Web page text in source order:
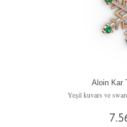
Aloin Kar